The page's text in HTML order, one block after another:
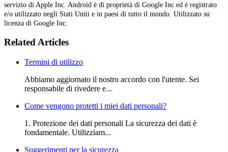
servizio di Apple Inc. Android è di proprietà di Google Inc ed è registrato
e/o utilizzato negli Stati Uniti e in paesi di tutto il mondo. Utilizzato su
licenza di Google Inc.
Related Articles
Termini di utilizzo
Abbiamo aggiornato il nostro accordo con l'utente. Sei
responsabile di rivedere e...
Come vengono protetti i miei dati personali?
1. Protezione dei dati personali La sicurezza dei dati è
fondamentale. Utilizziam...
Suggerimenti per la sicurezza